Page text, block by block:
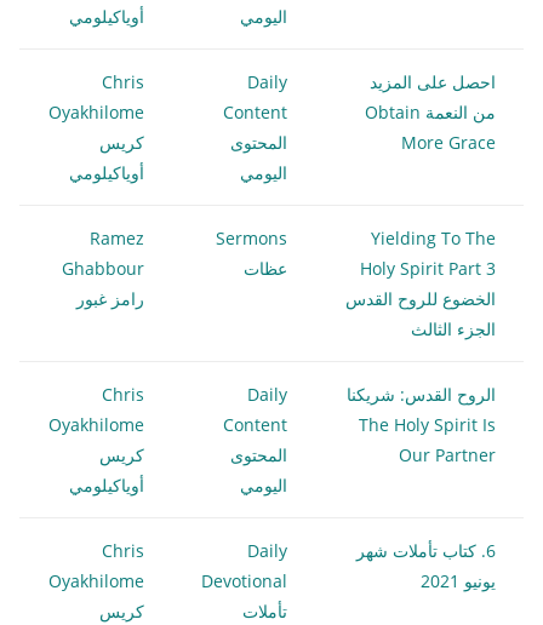
اليومي
أوياكيلومي
احصل على المزيد
من النعمة Obtain
More Grace
Daily
Content
المحتوى
اليومي
Chris
Oyakhilome
كريس
أوياكيلومي
Yielding To The
Holy Spirit Part 3
الخضوع للروح القدس
الجزء الثالث
Sermons
عظات
Ramez
Ghabbour
رامز غبور
الروح القدس: شريكنا
The Holy Spirit Is
Our Partner
Daily
Content
المحتوى
اليومي
Chris
Oyakhilome
كريس
أوياكيلومي
6. كتاب تأملات شهر
يونيو 2021
Daily
Devotional
تأملات
Chris
Oyakhilome
كريس